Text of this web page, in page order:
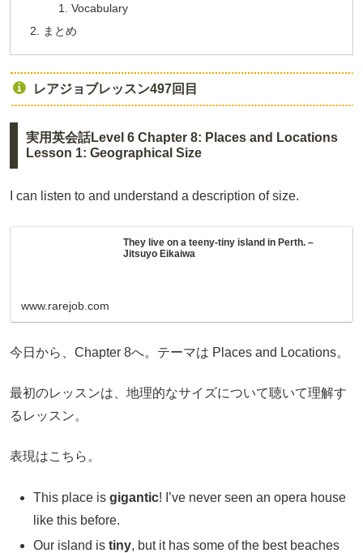
Vocabulary
まとめ
レアジョブレッスン497回目
実用英会話Level 6 Chapter 8: Places and Locations
Lesson 1: Geographical Size
I can listen to and understand a description of size.
They live on a teeny-tiny island in Perth. –
Jitsuyo Eikaiwa
www.rarejob.com
今日から、Chapter 8へ。テーマは Places and Locations。
最初のレッスンは、地理的なサイズについて聴いて理解す
るレッスン。
表現はこちら。
This place isgigantic! I’ve never seen an opera house
like this before.
Our island istiny, but it has some of the best beaches